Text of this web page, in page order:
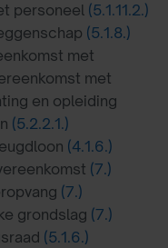
personeel (5.1.11.2.)
(5.1.8.)
met
met
en opleiding
(5.2.2.1.)
(4.1.6.)
(7.)
(7.)
grondslag (7.)
(5.1.6.)